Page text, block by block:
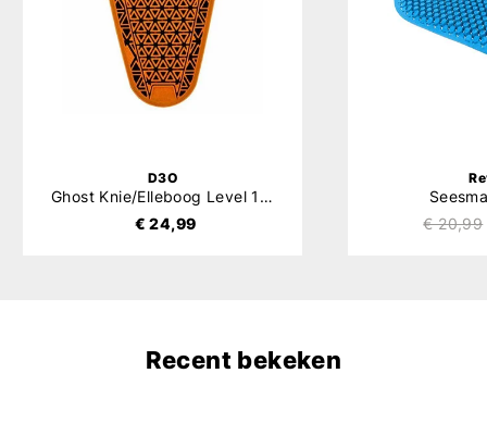
D3O
Ghost Knie/Elleboog Level 1 Protector Set
€ 24,99
€ 20,99
Recent bekeken